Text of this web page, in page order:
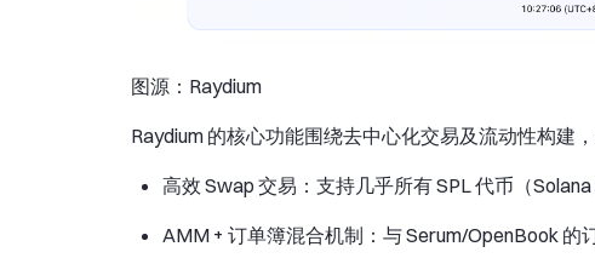
图源：Raydium
Raydium 的核心功能围绕去中心化交易及流动性构建
高效 Swap 交易：支持几乎所有 SPL 代币（
AMM + 订单簿混合机制：与 Serum/OpenBook 的